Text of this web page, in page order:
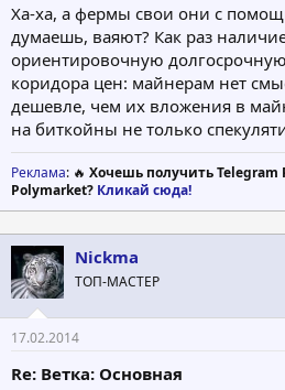
Ха-ха, а фермы свои они с
думаешь, ваяют? Как раз
ориентировочную
коридора цен: майнерам нет
дешевле, чем их вложения в
на биткойны не только
Реклама: 🔥 Хочешь получить Telegram
Polymarket? Кликай сюда!
Nickma
ТОП-МАСТЕР
17.02.2014
Re: Ветка: Основная